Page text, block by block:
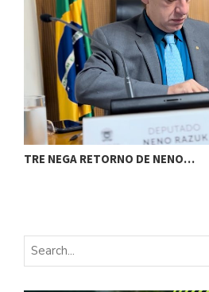
TRE NEGA RETORNO DE NENO…